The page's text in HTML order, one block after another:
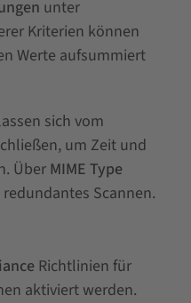
unter
Kriterien können
Werte aufsummiert
sich vom
um Zeit und
Über MIME Type
Scannen.
Richtlinien für
aktiviert werden.